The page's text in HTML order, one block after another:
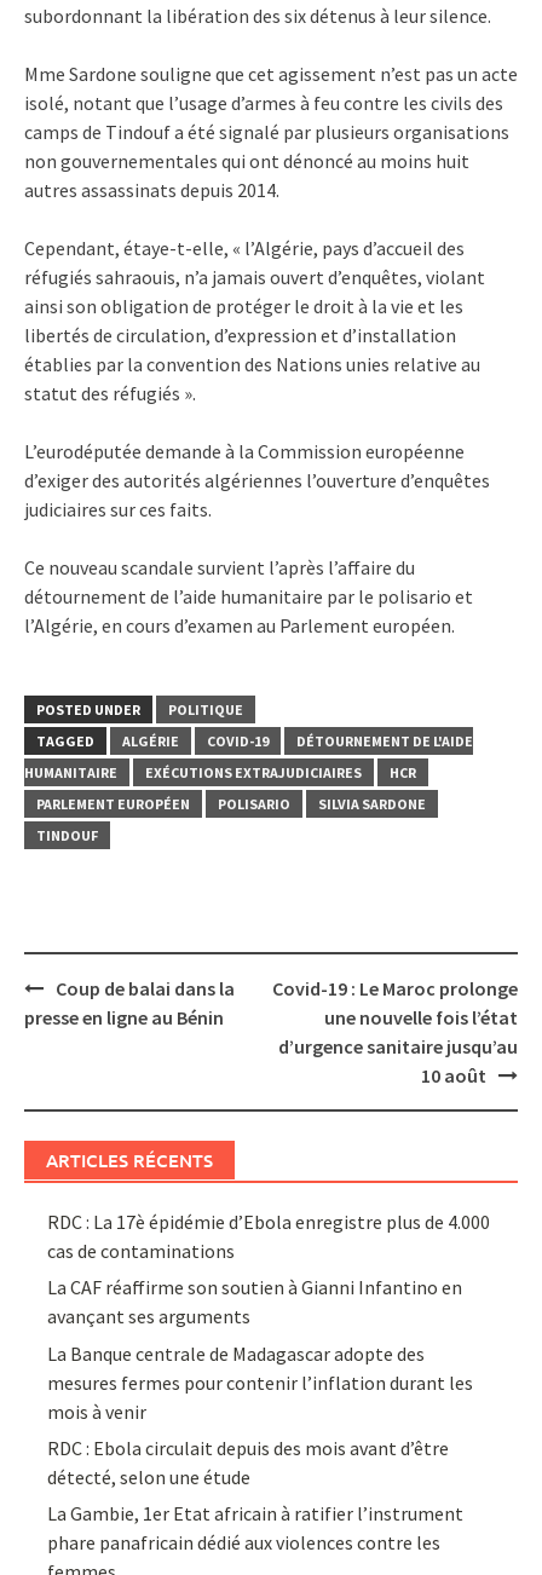
subordonnant la libération des six détenus à leur silence.
Mme Sardone souligne que cet agissement n’est pas un acte
isolé, notant que l’usage d’armes à feu contre les civils des
camps de Tindouf a été signalé par plusieurs organisations
non gouvernementales qui ont dénoncé au moins huit
autres assassinats depuis 2014.
Cependant, étaye-t-elle, « l’Algérie, pays d’accueil des
réfugiés sahraouis, n’a jamais ouvert d’enquêtes, violant
ainsi son obligation de protéger le droit à la vie et les
libertés de circulation, d’expression et d’installation
établies par la convention des Nations unies relative au
statut des réfugiés ».
L’eurodéputée demande à la Commission européenne
d’exiger des autorités algériennes l’ouverture d’enquêtes
judiciaires sur ces faits.
Ce nouveau scandale survient l’après l’affaire du
détournement de l’aide humanitaire par le polisario et
l’Algérie, en cours d’examen au Parlement européen.
POSTED UNDER
POLITIQUE
TAGGED
ALGÉRIE COVID-19
DÉTOURNEMENT DE L'AIDE
HUMANITAIRE
EXÉCUTIONS EXTRAJUDICIAIRES
HCR
PARLEMENT EUROPÉEN
POLISARIO
SILVIA SARDONE
TINDOUF
Post
navigation
Coup de balai dans la
presse en ligne au Bénin
Covid-19 : Le Maroc prolonge
une nouvelle fois l’état
d’urgence sanitaire jusqu’au
10 août
ARTICLES RÉCENTS
RDC : La 17è épidémie d’Ebola enregistre plus de 4.000
cas de contaminations
La CAF réaffirme son soutien à Gianni Infantino en
avançant ses arguments
La Banque centrale de Madagascar adopte des
mesures fermes pour contenir l’inflation durant les
mois à venir
RDC : Ebola circulait depuis des mois avant d’être
détecté, selon une étude
La Gambie, 1er Etat africain à ratifier l’instrument
phare panafricain dédié aux violences contre les